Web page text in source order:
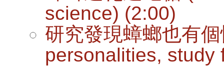
science) (2:00)
研究發現蟑螂也有
personalities, study